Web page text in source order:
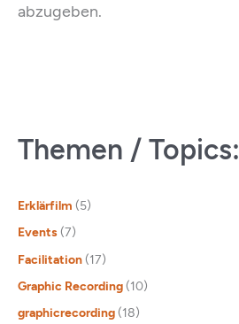
abzugeben.
Themen / Topics:
Erklärfilm (5)
Events (7)
Facilitation (17)
Graphic Recording (10)
graphicrecording (18)